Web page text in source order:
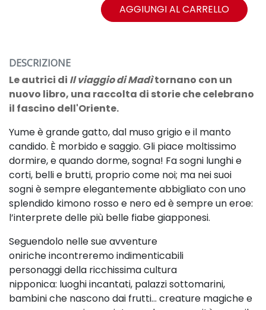
AGGIUNGI AL CARRELLO
DESCRIZIONE
Le autrici di Il viaggio di Madìtornano con un
nuovo libro, una raccolta di storie che celebrano
il fascino dell'Oriente.
Yume è grande gatto, dal muso grigioe il manto
candido. È morbido e saggio. Gli piace moltissimo
dormire, e quandodorme, sogna! Fa sogni lunghi e
corti, bellie brutti, proprio come noi; ma nei suoi
sogniè sempre elegantemente abbigliato conuno
splendido kimono rosso e nero ed èsempre un eroe:
l’interprete delle più belle fiabe giapponesi.
Seguendolo nelle sue avventure
oniricheincontreremo indimenticabili
personaggidella ricchissima cultura
nipponica: luoghiincantati, palazzi sottomarini,
bambini che nascono dai frutti… creature magiche e